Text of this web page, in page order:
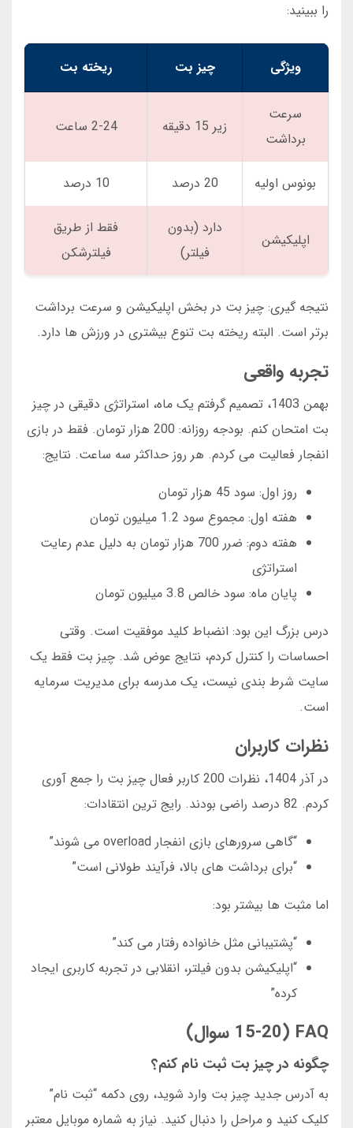
را ببینید:
ویژگی چیز بت ریخته بت
سرعت
برداشت
زیر 15 دقیقه 2-24 ساعت
بونوس اولیه 20 درصد 10 درصد
اپلیکیشن
دارد (بدون
فیلتر)
فقط از طریق
فیلترشکن
نتیجه گیری: چیز بت در بخش اپلیکیشن و سرعت برداشت
برتر است. البته ریخته بت تنوع بیشتری در ورزش ها دارد.
تجربه واقعی
بهمن 1403، تصمیم گرفتم یک ماه، استراتژی دقیقی در چیز
بت امتحان کنم. بودجه روزانه: 200 هزار تومان. فقط در بازی
انفجار فعالیت می کردم. هر روز حداکثر سه ساعت. نتایج:
روز اول: سود 45 هزار تومان
هفته اول: مجموع سود 1.2 میلیون تومان
هفته دوم: ضرر 700 هزار تومان به دلیل عدم رعایت
استراتژی
پایان ماه: سود خالص 3.8 میلیون تومان
درس بزرگ این بود: انضباط کلید موفقیت است. وقتی
احساسات را کنترل کردم، نتایج عوض شد. چیز بت فقط یک
سایت شرط بندی نیست، یک مدرسه برای مدیریت سرمایه
است.
نظرات کاربران
در آذر 1404، نظرات 200 کاربر فعال چیز بت را جمع آوری
کردم. 82 درصد راضی بودند. رایج ترین انتقادات:
“گاهی سرورهای بازی انفجار overload می شوند”
“برای برداشت های بالا، فرآیند طولانی است”
اما مثبت ها بیشتر بود:
“پشتیبانی مثل خانواده رفتار می کند”
“اپلیکیشن بدون فیلتر، انقلابی در تجربه کاربری ایجاد
کرده”
FAQ (15-20 سوال)
چگونه در چیز بت ثبت نام کنم؟
به آدرس جدید چیز بت وارد شوید، روی دکمه “ثبت نام”
کلیک کنید و مراحل را دنبال کنید. نیاز به شماره موبایل معتبر